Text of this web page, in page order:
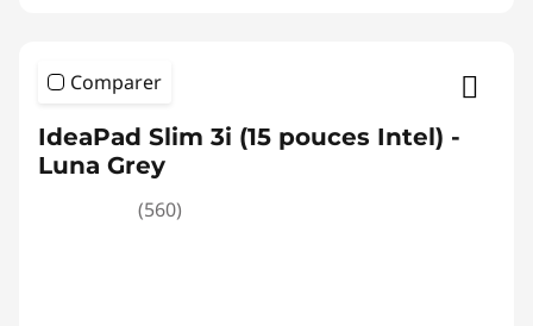
Comparer
IdeaPad Slim 3i (15 pouces Intel) -
Luna Grey
(560)